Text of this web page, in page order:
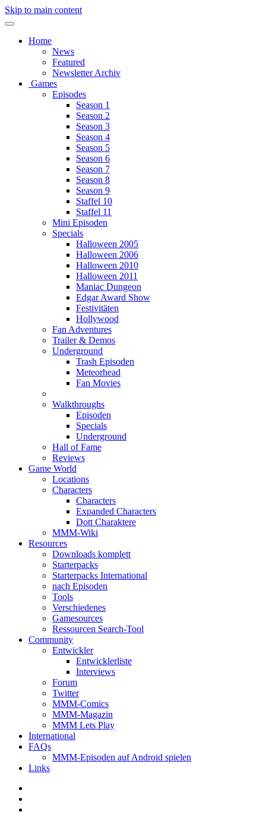
Skip to main content
Home
News
Featured
Newsletter Archiv
Games
Episodes
Season 1
Season 2
Season 3
Season 4
Season 5
Season 6
Season 7
Season 8
Season 9
Staffel 10
Staffel 11
Mini Episoden
Specials
Halloween 2005
Halloween 2006
Halloween 2010
Halloween 2011
Maniac Dungeon
Edgar Award Show
Festivitäten
Hollywood
Fan Adventures
Trailer & Demos
Underground
Trash Episoden
Meteorhead
Fan Movies
Walkthroughs
Episoden
Specials
Underground
Hall of Fame
Reviews
Game World
Locations
Characters
Characters
Expanded Characters
Dott Charaktere
MMM-Wiki
Resources
Downloads komplett
Starterpacks
Starterpacks International
nach Episoden
Tools
Verschiedenes
Gamesources
Ressourcen Search-Tool
Community
Entwickler
Entwicklerliste
Interviews
Forum
Twitter
MMM-Comics
MMM-Magazin
MMM Lets Play
International
FAQs
MMM-Episoden auf Android spielen
Links